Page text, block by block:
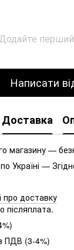
Додайте перший
Написати
Доставка
магазину —
Україні —
про доставку
післяплата.
ПДВ (3-4%)